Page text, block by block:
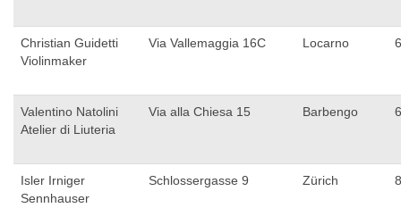
Christian Guidetti
Violinmaker
Via Vallemaggia 16C Locarno
Valentino Natolini
Atelier di Liuteria
Via alla Chiesa 15 Barbengo
Isler Irniger
Sennhauser
Schlossergasse 9 Zürich